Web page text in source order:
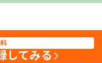
してみる